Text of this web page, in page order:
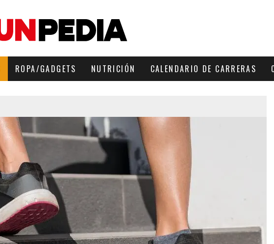
ROPA/GADGETS NUTRICIÓN CALENDARIO DE CARRERAS